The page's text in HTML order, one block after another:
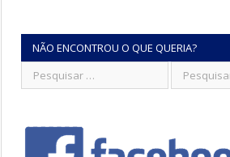
NÃO ENCONTROU O QUE QUERIA?